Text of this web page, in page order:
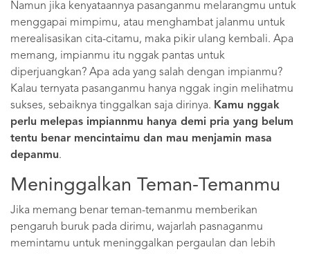
Namun jika kenyataannya pasanganmu melarangmu untuk
menggapai mimpimu, atau menghambat jalanmu untuk
merealisasikan cita-citamu, maka pikir ulang kembali. Apa
memang, impianmu itu nggak pantas untuk
diperjuangkan? Apa ada yang salah dengan impianmu?
Kalau ternyata pasanganmu hanya nggak ingin melihatmu
sukses, sebaiknya tinggalkan saja dirinya. Kamu nggak
perlu melepas impiannmu hanya demi pria yang belum
tentu benar mencintaimu dan mau menjamin masa
depanmu.
Meninggalkan Teman-Temanmu
Jika memang benar teman-temanmu memberikan
pengaruh buruk pada dirimu, wajarlah pasnaganmu
memintamu untuk meninggalkan pergaulan dan lebih